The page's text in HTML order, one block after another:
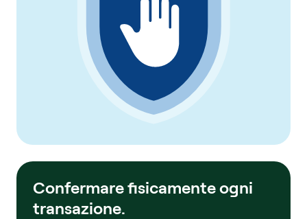
Confermare fisicamente ogni
transazione.